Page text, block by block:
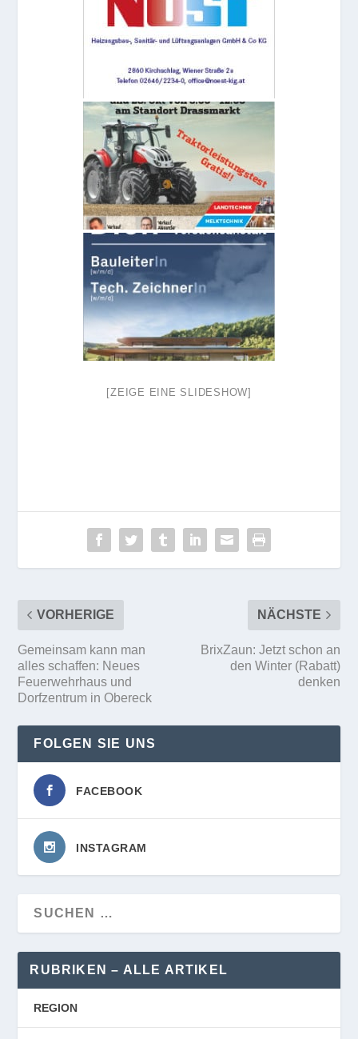
[ZEIGE EINE SLIDESHOW]
VORHERIGE
Gemeinsam kann man
alles schaffen: Neues
Feuerwehrhaus und
Dorfzentrum in Obereck
NÄCHSTE
BrixZaun: Jetzt schon an
den Winter (Rabatt)
denken
FOLGEN SIE UNS
FACEBOOK
INSTAGRAM
RUBRIKEN – ALLE ARTIKEL
REGION